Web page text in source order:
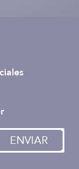
ENVIAR